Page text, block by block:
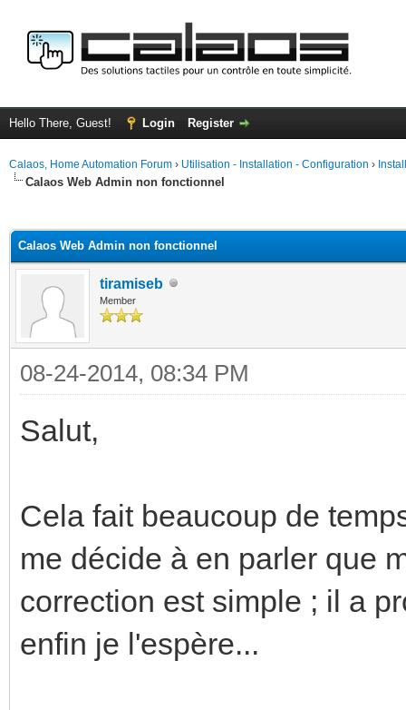
Hello There, Guest! Login Register
Calaos, Home Automation Forum › Utilisation - Installation - Configuration ›
Calaos Web Admin non fonctionnel
Calaos Web Admin non fonctionnel
tiramiseb
Member
08-24-2014, 08:34 PM
Salut,
Cela fait beaucoup de
me décide à en parler que
correction est simple ; il a
enfin je l'espère...